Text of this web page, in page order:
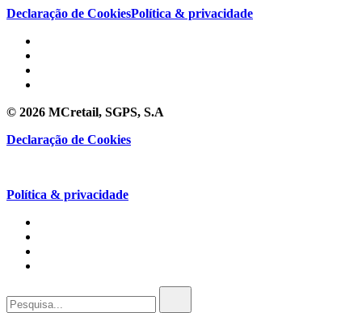
Declaração de CookiesPolítica & privacidade
© 2026 MCretail, SGPS, S.A
Declaração de Cookies
Política & privacidade